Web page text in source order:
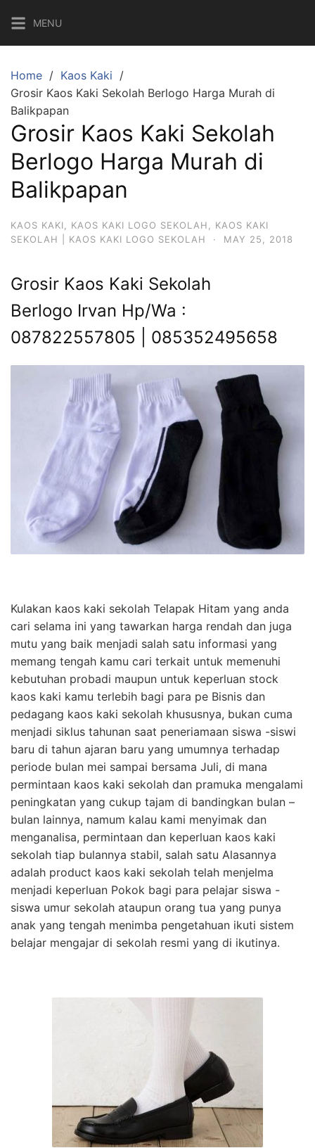
content
MENU
Home
Kaos Kaki
Grosir Kaos Kaki Sekolah Berlogo Harga Murah di
Balikpapan
Grosir Kaos Kaki Sekolah
Berlogo Harga Murah di
Balikpapan
KAOS KAKI KAOS KAKI LOGO SEKOLAH
KAOS KAKI
SEKOLAH | KAOS KAKI LOGO SEKOLAH
· MAY 25, 2018
Grosir Kaos Kaki Sekolah
Berlogo Irvan Hp/Wa :
087822557805 | 085352495658
Kulakan kaos kaki sekolah Telapak Hitam yang anda
cari selama ini yang tawarkan harga rendah dan juga
mutu yang baik menjadi salah satu informasi yang
memang tengah kamu cari terkait untuk memenuhi
kebutuhan probadi maupun untuk keperluan stock
kaos kaki kamu terlebih bagi para pe Bisnis dan
pedagang kaos kaki sekolah khususnya, bukan cuma
menjadi siklus tahunan saat peneriamaan siswa -siswi
baru di tahun ajaran baru yang umumnya terhadap
periode bulan mei sampai bersama Juli, di mana
permintaan kaos kaki sekolah dan pramuka mengalami
peningkatan yang cukup tajam di bandingkan bulan –
bulan lainnya, namum kalau kami menyimak dan
menganalisa, permintaan dan keperluan kaos kaki
sekolah tiap bulannya stabil, salah satu Alasannya
adalah product kaos kaki sekolah telah menjelma
menjadi keperluan Pokok bagi para pelajar siswa -
siswa umur sekolah ataupun orang tua yang punya
anak yang tengah menimba pengetahuan ikuti sistem
belajar mengajar di sekolah resmi yang di ikutinya.